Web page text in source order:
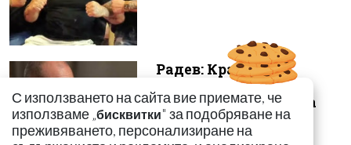
Радев: Край на 15-
годишната сага –
безценният архив на
македонските бъ...
С използването на сайта вие приемате, че
използваме „бисквитки" за подобряване на
преживяването, персонализиране на